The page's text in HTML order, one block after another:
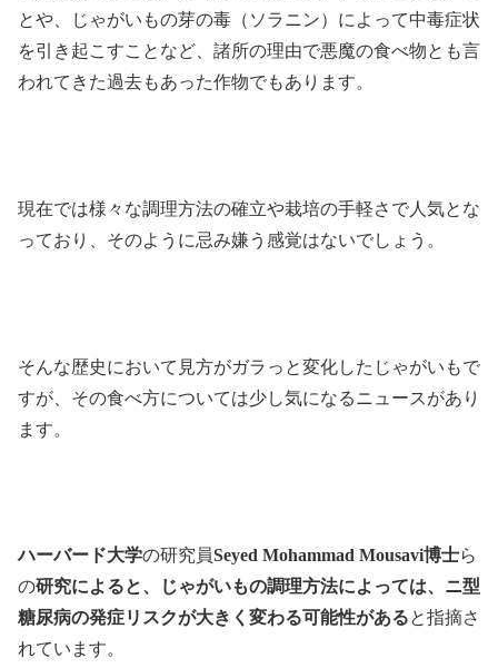
とや、じゃがいもの芽の毒（ソラニン）によって中毒症状
を引き起こすことなど、諸所の理由で悪魔の食べ物とも言
われてきた過去もあった作物でもあります。
現在では様々な調理方法の確立や栽培の手軽さで人気とな
っており、そのように忌み嫌う感覚はないでしょう。
そんな歴史において見方がガラっと変化したじゃがいもで
すが、その食べ方については少し気になるニュースがあり
ます。
ハーバード大学の研究員Seyed Mohammad Mousavi博士ら
の研究によると、じゃがいもの調理方法によっては、ニ型
糖尿病の発症リスクが大きく変わる可能性があると指摘さ
れています。